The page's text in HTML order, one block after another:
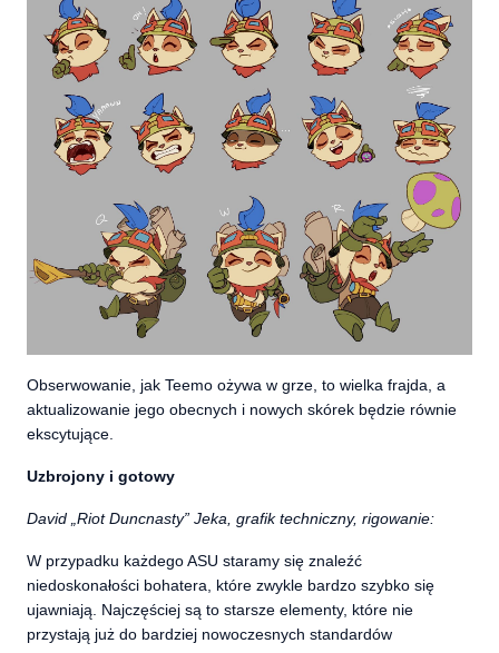
Obserwowanie, jak Teemo ożywa w grze, to wielka frajda, a
aktualizowanie jego obecnych i nowych skórek będzie równie
ekscytujące.
Uzbrojony i gotowy
David „Riot Duncnasty” Jeka, grafik techniczny, rigowanie:
W przypadku każdego ASU staramy się znaleźć
niedoskonałości bohatera, które zwykle bardzo szybko się
ujawniają. Najczęściej są to starsze elementy, które nie
przystają już do bardziej nowoczesnych standardów